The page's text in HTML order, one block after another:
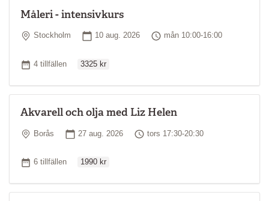
Måleri - intensivkurs
Plats
Stockholm Startdatum
10 aug. 2026 Tid
mån 10:00-16:00
Antal tillfällen
4 tillfällen 3325 kr
Akvarell och olja med Liz Helen
Plats
Borås Startdatum
27 aug. 2026 Tid
tors 17:30-20:30
Antal tillfällen
6 tillfällen 1990 kr